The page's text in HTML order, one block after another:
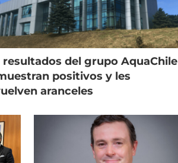
resultados del grupo AquaChile
positivos y les
aranceles